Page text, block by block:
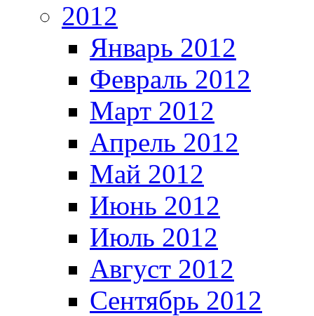
2012
Январь 2012
Февраль 2012
Март 2012
Апрель 2012
Май 2012
Июнь 2012
Июль 2012
Август 2012
Сентябрь 2012